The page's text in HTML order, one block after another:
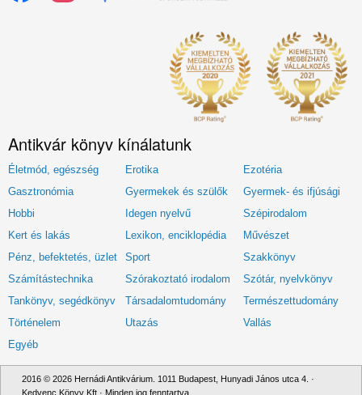
Antikvár könyv kínálatunk
Életmód, egészség Erotika
Ezotéria
Gasztronómia
Gyermekek és szülők
Gyermek- és ifjúsági
Hobbi
Idegen nyelvű
Szépirodalom
Kert és lakás
Lexikon, enciklopédia
Művészet
Pénz, befektetés, üzlet
Sport
Szakkönyv
Számítástechnika
Szórakoztató irodalom
Szótár, nyelvkönyv
Tankönyv, segédkönyv
Társadalomtudomány
Természettudomány
Történelem
Utazás
Vallás
Egyéb
2016 © 2026 Hernádi Antikvárium. 1011 Budapest, Hunyadi János utca 4. ·
Kedvenc Könyv Kft · Minden jog fenntartva.